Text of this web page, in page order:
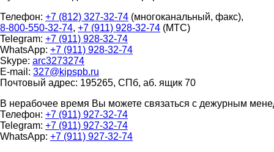
Телефон: +7 (812) 327-32-74 (многоканальный, факс),
8-800-550-32-74, +7 (911) 928-32-74 (МТС)
Telegram: +7 (911) 928-32-74
WhatsApp: +7 (911) 928-32-74
Skype: arc3273274
E-mail: 327@kipspb.ru
Почтовый адрес: 195265, СПб, аб. ящик 70
В нерабочее время Вы можете связаться с дежурным
Телефон: +7 (911) 927-32-74
Telegram: +7 (911) 927-32-74
WhatsApp: +7 (911) 927-32-74